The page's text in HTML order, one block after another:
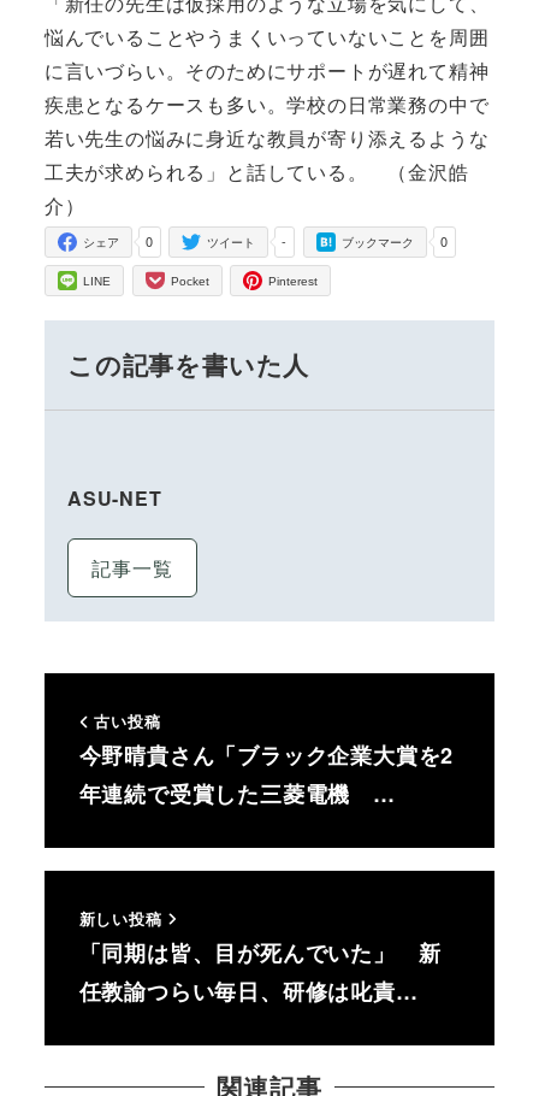
悩んでいることやうまくいっていないことを周囲
に言いづらい。そのためにサポートが遅れて精神
疾患となるケースも多い。学校の日常業務の中で
若い先生の悩みに身近な教員が寄り添えるような
工夫が求められる」と話している。 （金沢皓
介）
0
シェア -
ツイート 0
ブックマーク
LINE Pocket Pinterest
この記事を書いた人
ASU-NET
記事一覧
古い投稿
今野晴貴さん「ブラック企業大賞を2
年連続で受賞した三菱電機 …
新しい投稿
「同期は皆、目が死んでいた」 新
任教諭つらい毎日、研修は叱責…
関連記事